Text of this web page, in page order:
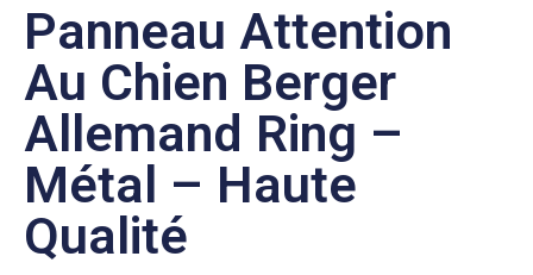
Panneau Attention
Au Chien Berger
Allemand Ring –
Métal – Haute
Qualité